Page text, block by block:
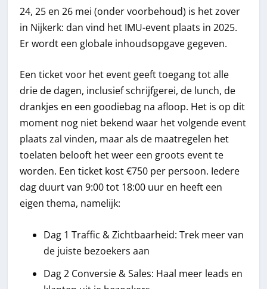
24, 25 en 26 mei (onder voorbehoud) is het zover
in Nijkerk: dan vind het IMU-event plaats in 2025.
Er wordt een globale inhoudsopgave gegeven.
Een ticket voor het event geeft toegang tot alle
drie de dagen, inclusief schrijfgerei, de lunch, de
drankjes en een goodiebag na afloop. Het is op dit
moment nog niet bekend waar het volgende event
plaats zal vinden, maar als de maatregelen het
toelaten belooft het weer een groots event te
worden. Een ticket kost €750 per persoon. Iedere
dag duurt van 9:00 tot 18:00 uur en heeft een
eigen thema, namelijk:
Dag 1 Traffic & Zichtbaarheid: Trek meer van
de juiste bezoekers aan
Dag 2 Conversie & Sales: Haal meer leads en